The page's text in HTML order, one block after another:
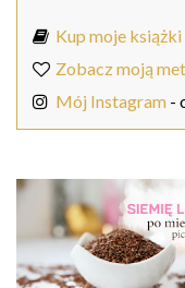
Kup moje
Zobacz moją
Mój Instagram -